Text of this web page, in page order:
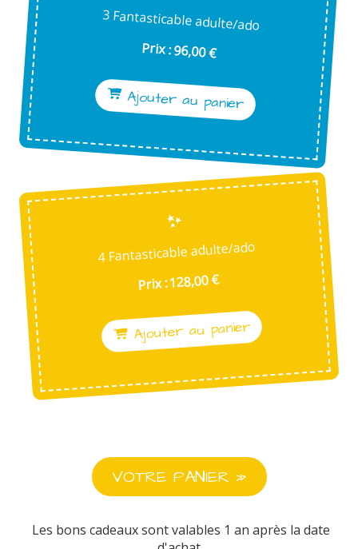
3 Fantasticable adulte/ado
Prix : 96,00 €
Ajouter au panier
4 Fantasticable adulte/ado
Prix : 128,00 €
Ajouter au panier
Les bons cadeaux sont valables 1 an après la date